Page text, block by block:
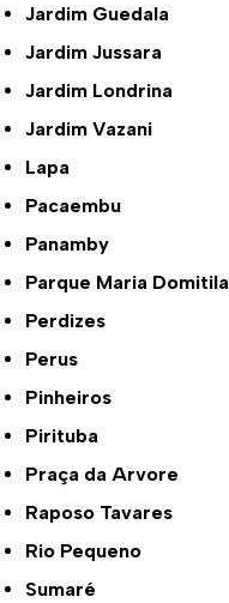
Jardim Guedala
Jardim Jussara
Jardim Londrina
Jardim Vazani
Lapa
Pacaembu
Panamby
Parque Maria Domitila
Perdizes
Perus
Pinheiros
Pirituba
Praça da Arvore
Raposo Tavares
Rio Pequeno
Sumaré